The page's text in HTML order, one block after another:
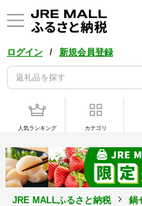
ログイン / 新規会員登録
人気ランキング カテゴリ
JRE MALLふるさと納税 鍋